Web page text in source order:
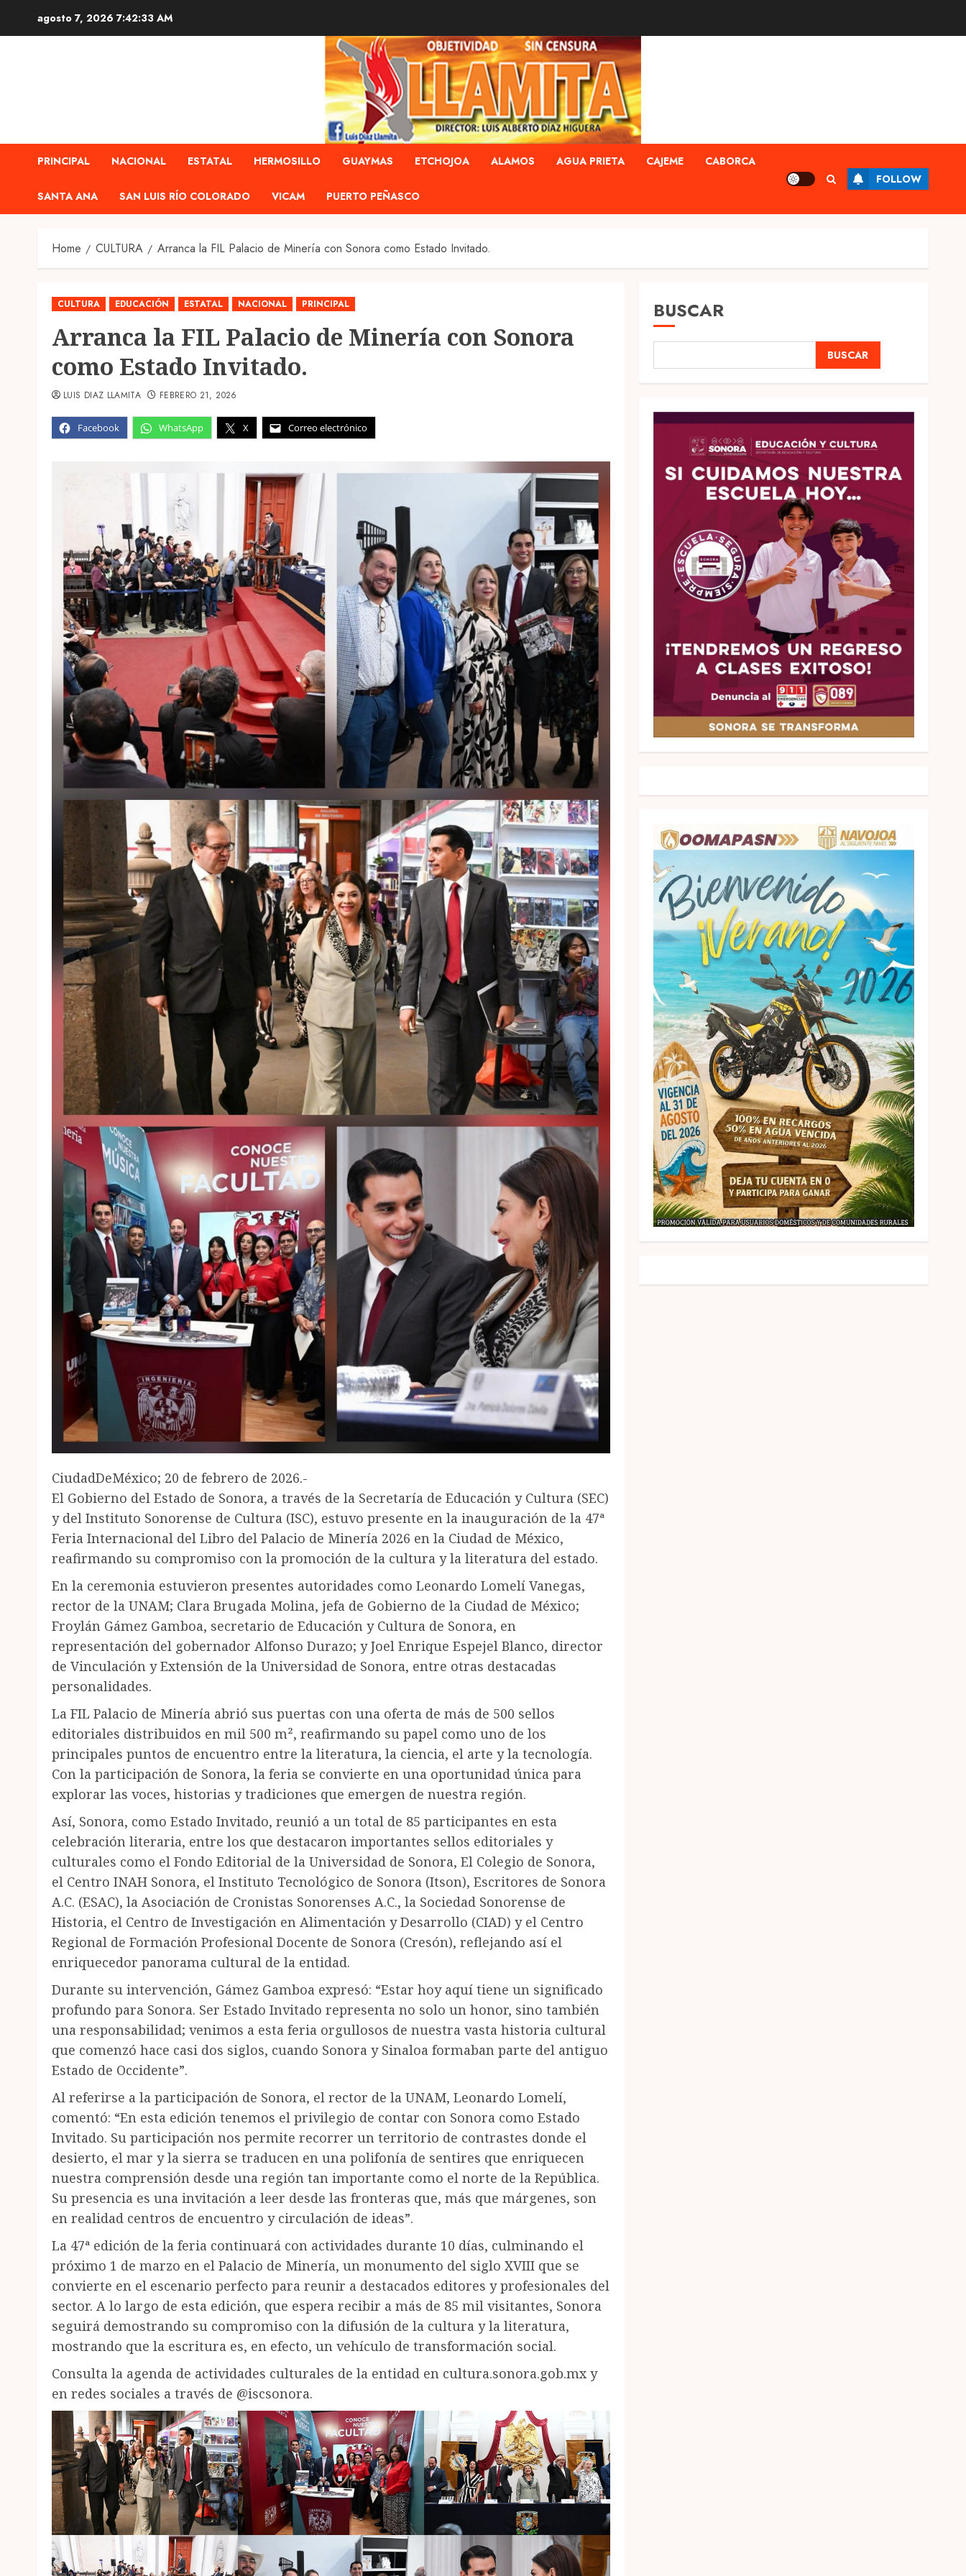
agosto 7, 2026 7:42:35 AM
PRINCIPAL NACIONAL ESTATAL HERMOSILLO GUAYMAS ETCHOJOA ALAMOS AGUA PRIETA CAJEME CABORCA
SANTA ANA SAN LUIS RÍO COLORADO VICAM PUERTO PEÑASCO
FOLLOW
Home CULTURA Arranca la FIL Palacio de Minería con Sonora como Estado Invitado.
CULTURA EDUCACIÓN ESTATAL NACIONAL PRINCIPAL
Arranca la FIL Palacio de Minería con Sonora
como Estado Invitado.
Facebook WhatsApp X Correo electrónico
LUIS DIAZ LLAMITA FEBRERO 21, 2026
CiudadDeMéxico; 20 de febrero de 2026.-
El Gobierno del Estado de Sonora, a través de la Secretaría de Educación y Cultura (SEC)
y del Instituto Sonorense de Cultura (ISC), estuvo presente en la inauguración de la 47ª
Feria Internacional del Libro del Palacio de Minería 2026 en la Ciudad de México,
reafirmando su compromiso con la promoción de la cultura y la literatura del estado.
En la ceremonia estuvieron presentes autoridades como Leonardo Lomelí Vanegas,
rector de la UNAM; Clara Brugada Molina, jefa de Gobierno de la Ciudad de México;
Froylán Gámez Gamboa, secretario de Educación y Cultura de Sonora, en
representación del gobernador Alfonso Durazo; y Joel Enrique Espejel Blanco, director
de Vinculación y Extensión de la Universidad de Sonora, entre otras destacadas
personalidades.
La FIL Palacio de Minería abrió sus puertas con una oferta de más de 500 sellos
editoriales distribuidos en mil 500 m², reafirmando su papel como uno de los
principales puntos de encuentro entre la literatura, la ciencia, el arte y la tecnología.
Con la participación de Sonora, la feria se convierte en una oportunidad única para
explorar las voces, historias y tradiciones que emergen de nuestra región.
Así, Sonora, como Estado Invitado, reunió a un total de 85 participantes en esta
celebración literaria, entre los que destacaron importantes sellos editoriales y
culturales como el Fondo Editorial de la Universidad de Sonora, El Colegio de Sonora,
el Centro INAH Sonora, el Instituto Tecnológico de Sonora (Itson), Escritores de Sonora
A.C. (ESAC), la Asociación de Cronistas Sonorenses A.C., la Sociedad Sonorense de
Historia, el Centro de Investigación en Alimentación y Desarrollo (CIAD) y el Centro
Regional de Formación Profesional Docente de Sonora (Cresón), reflejando así el
enriquecedor panorama cultural de la entidad.
Durante su intervención, Gámez Gamboa expresó: “Estar hoy aquí tiene un significado
profundo para Sonora. Ser Estado Invitado representa no solo un honor, sino también
una responsabilidad; venimos a esta feria orgullosos de nuestra vasta historia cultural
que comenzó hace casi dos siglos, cuando Sonora y Sinaloa formaban parte del antiguo
Estado de Occidente”.
Al referirse a la participación de Sonora, el rector de la UNAM, Leonardo Lomelí,
comentó: “En esta edición tenemos el privilegio de contar con Sonora como Estado
Invitado. Su participación nos permite recorrer un territorio de contrastes donde el
desierto, el mar y la sierra se traducen en una polifonía de sentires que enriquecen
nuestra comprensión desde una región tan importante como el norte de la República.
Su presencia es una invitación a leer desde las fronteras que, más que márgenes, son
en realidad centros de encuentro y circulación de ideas”.
La 47ª edición de la feria continuará con actividades durante 10 días, culminando el
próximo 1 de marzo en el Palacio de Minería, un monumento del siglo XVIII que se
convierte en el escenario perfecto para reunir a destacados editores y profesionales del
sector. A lo largo de esta edición, que espera recibir a más de 85 mil visitantes, Sonora
seguirá demostrando su compromiso con la difusión de la cultura y la literatura,
mostrando que la escritura es, en efecto, un vehículo de transformación social.
Consulta la agenda de actividades culturales de la entidad en cultura.sonora.gob.mx y
en redes sociales a través de @iscsonora.
BUSCAR
BUSCAR